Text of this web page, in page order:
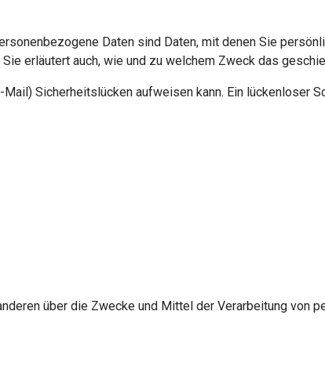
Daten sind Daten, mit denen Sie
erläutert auch, wie und zu welchem Zweck das
Sicherheitslücken aufweisen kann. Ein lückenloser
über die Zwecke und Mittel der Verarbeitung von